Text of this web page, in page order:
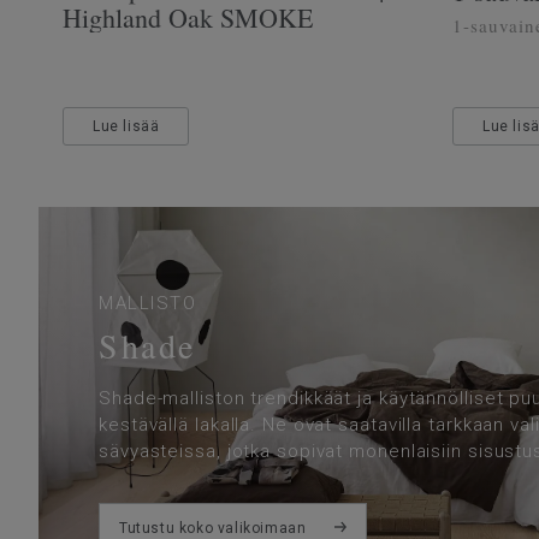
Highland Oak SMOKE
Lue lisää
1-
Lue
MALLISTO
Shade
Shade-malliston trendikkäät ja käytännölliset
kestävällä lakalla. Ne ovat saatavilla tarkkaan
sävyasteissa, jotka sopivat monenlaisiin
Tutustu koko valikoimaan